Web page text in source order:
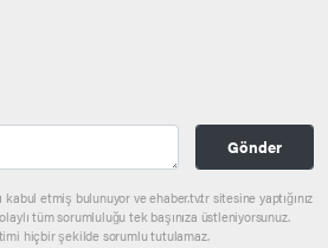
Gönder
kabul etmiş bulunuyor ve ehaber.tv.tr sitesine yaptığınız
tüm sorumluluğu tek başınıza üstleniyorsunuz.
hiçbir şekilde sorumlu tutulamaz.